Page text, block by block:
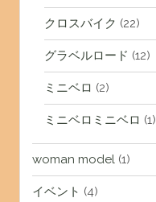
クロスバイク (22)
グラベルロード (12)
ミニベロ (2)
ミニベロミニベロ (1)
woman model(1)
イベント (4)